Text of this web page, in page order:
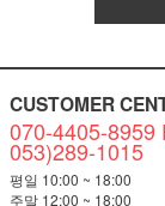
CUSTOMER
070-4405-8959
053)289-1015
평일 10:00 ~ 18:00
주말 12;00 ~ 18:00